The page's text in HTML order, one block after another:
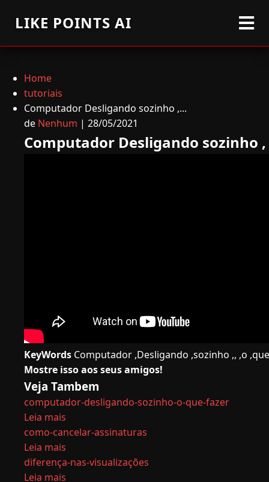
LIKE POINTS AI
Home
tutoriais
Computador Desligando sozinho ,...
de Nenhum | 28/05/2021
Computador Desligando sozinho
KeyWords Computador ,Desligando ,sozinho ,, ,o
Mostre isso aos seus amigos!
Veja Tambem
computador-desligando-sozinho-o-que-fazer
Leia mais
como-cancelar-assinaturas
Leia mais
diferença-nas-visualizações
Leia mais